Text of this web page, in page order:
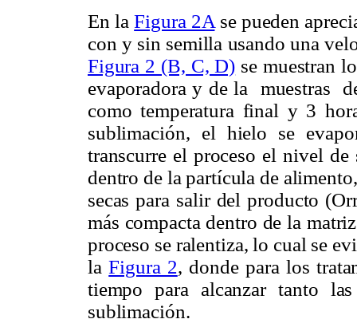
En laFigura 2A se pueden
con y sin semilla usando una
Figura 2 (B, C, D) se muestran
evaporadora y de la muestras
como temperatura final y 3
sublimación, el hielo se
transcurre el proceso el nivel
dentro de la partícula de
secas para salir del producto
más compacta dentro de la
proceso se ralentiza, lo cual se
laFigura 2, donde para los
tiempo para alcanzar tanto
sublimación.